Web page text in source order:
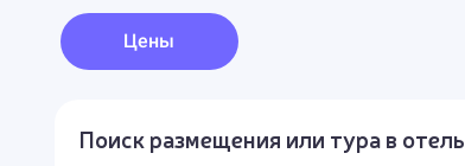
Цены
Поиск размещения или тура в отель